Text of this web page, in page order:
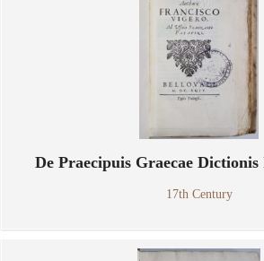
De Praecipuis Graecae
17th Century